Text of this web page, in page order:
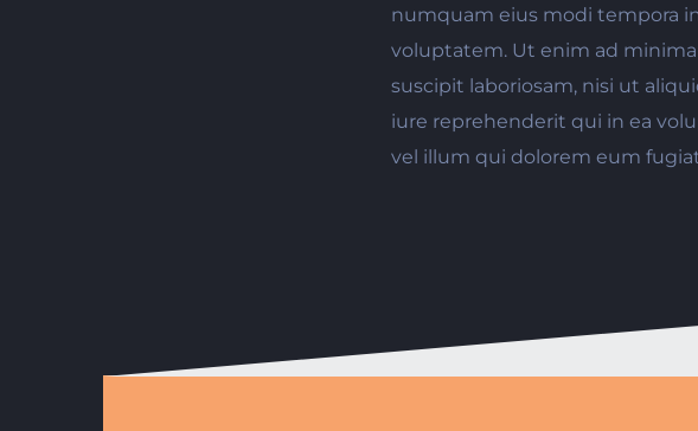
numquam eius modi tempora
voluptatem. Ut enim ad
suscipit laboriosam, nisi ut
iure reprehenderit qui in ea
vel illum qui dolorem eum